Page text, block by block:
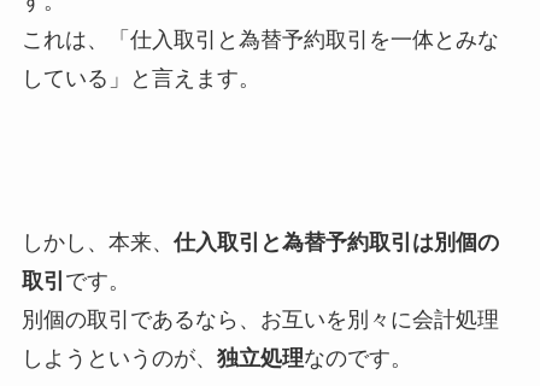
これは、「仕入取引と為替予約取引を一体とみな
している」と言えます。
しかし、本来、 仕入取引と為替予約取引は別個の
取引 です。
別個の取引であるなら、お互いを別々に会計処理
しようというのが、 独立処理なのです。